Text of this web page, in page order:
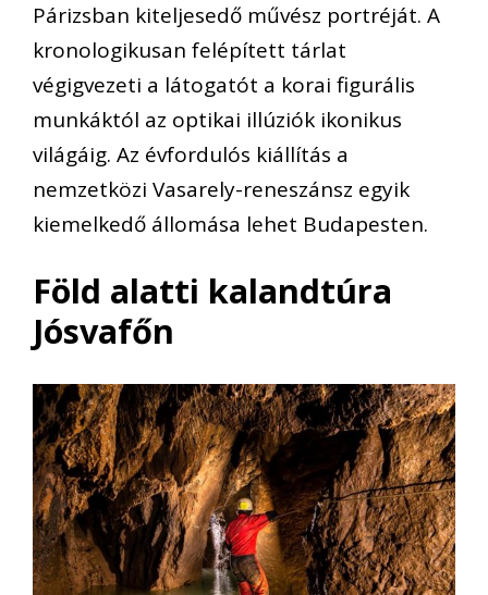
Párizsban kiteljesedő művész portréját. A
kronologikusan felépített tárlat
végigvezeti a látogatót a korai figurális
munkáktól az optikai illúziók ikonikus
világáig. Az évfordulós kiállítás a
nemzetközi Vasarely-reneszánsz egyik
kiemelkedő állomása lehet Budapesten.
Föld alatti kalandtúra
Jósvafőn